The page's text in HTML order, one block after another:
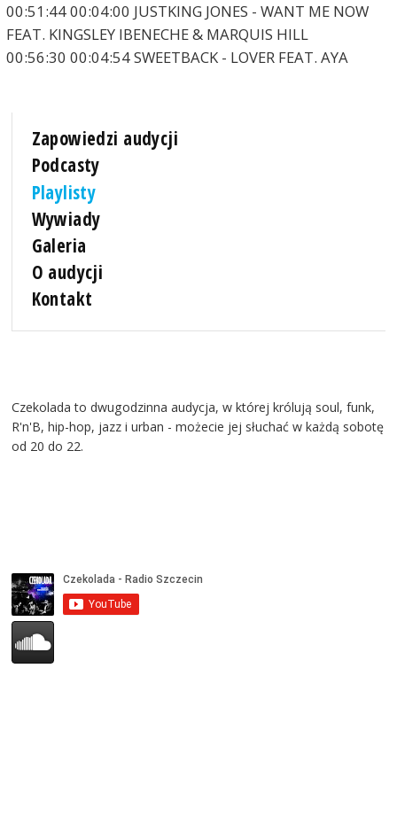
00:51:44 00:04:00 JUSTKING JONES - WANT ME NOW
FEAT. KINGSLEY IBENECHE & MARQUIS HILL
00:56:30 00:04:54 SWEETBACK - LOVER FEAT. AYA
Zapowiedzi audycji
Podcasty
Playlisty
Wywiady
Galeria
O audycji
Kontakt
Czekolada to dwugodzinna audycja, w której królują soul, funk,
R'n'B, hip-hop, jazz i urban - możecie jej słuchać w każdą sobotę
od 20 do 22.